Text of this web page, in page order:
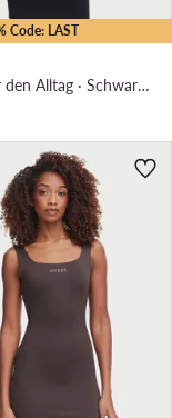
Code: LAST
Kleid für den Alltag · Schwarz · Mini